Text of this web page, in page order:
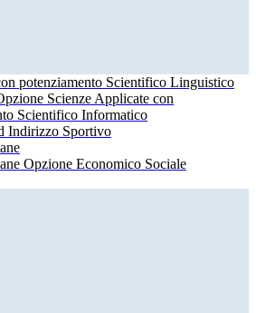
potenziamento Scientifico Linguistico
Scienze Applicate con
Scientifico Informatico
Indirizzo Sportivo
Opzione Economico Sociale